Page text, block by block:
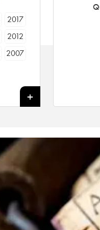
2017
2012
2007